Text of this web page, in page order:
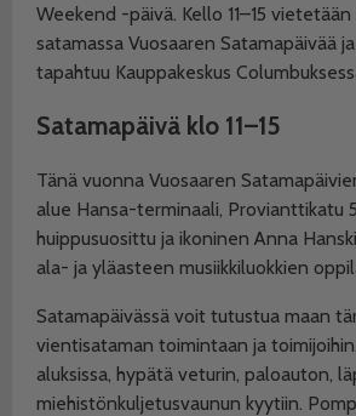
Weekend -päivä. Kello 11–15 vietetään
satamassa Vuosaaren Satamapäivää ja
tapahtuu Kauppakeskus
Satamapäivä klo 11–15
Tänä vuonna Vuosaaren
alue Hansa-terminaali, Provianttikatu
huippusuosittu ja ikoninen Anna
ala- ja yläasteen musiikkiluokkien
Satamapäivässä voit tutustua maan
vientisataman toimintaan ja
aluksissa, hypätä veturin, paloauton,
miehistönkuljetusvaunun kyytiin.